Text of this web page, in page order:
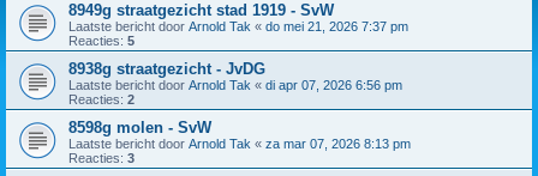
8949g straatgezicht stad 1919 - SvW
Laatste bericht door Arnold Tak « do mei 21, 2026 7:37 pm
Reacties: 5
8938g straatgezicht - JvDG
Laatste bericht door Arnold Tak « di apr 07, 2026 6:56 pm
Reacties: 2
8598g molen - SvW
Laatste bericht door Arnold Tak « za mar 07, 2026 8:13 pm
Reacties: 3